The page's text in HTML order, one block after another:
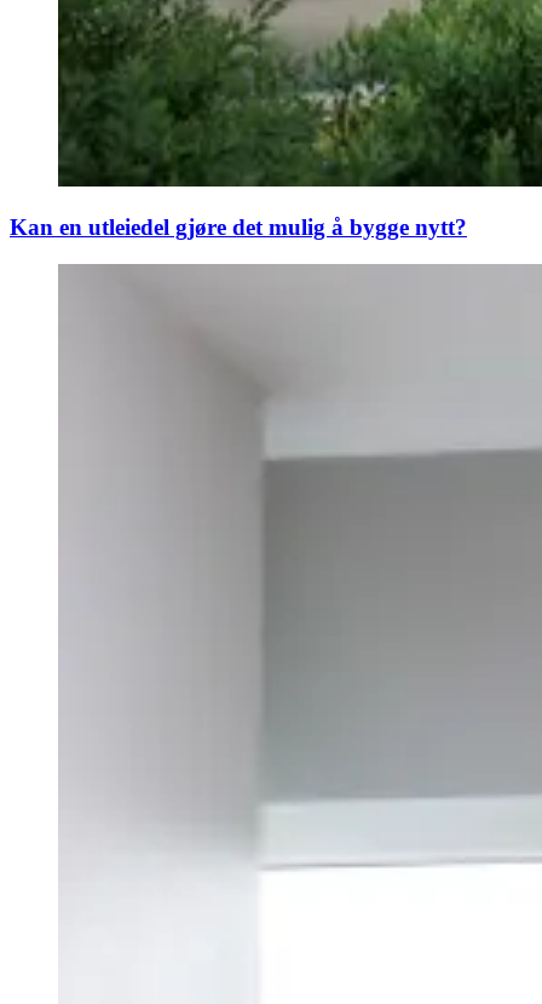
Kan en utleiedel gjøre det mulig å bygge nytt?